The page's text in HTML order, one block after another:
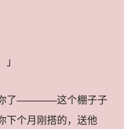
」
你了————这个棚子子
下个月刚搭的，送他